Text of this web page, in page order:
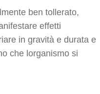
ben tollerato,
effetti
in gravità e durata e
che lorganismo si